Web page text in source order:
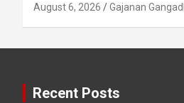
August 6, 2026 Gajanan
Recent Posts